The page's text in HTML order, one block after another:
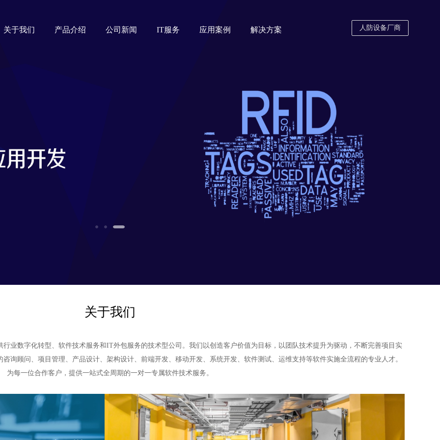
关于我们 产品介绍 公司新闻 IT服务 应用案例 解决方案 人防设备厂商
关于我们
业数字化转型、软件技术服务和IT外包服务的技术型公司。我们以创造客户价值为目标，以团队技术提升为驱动，不断完善项目实
询顾问、项目管理、产品设计、架构设计、前端开发、移动开发、系统开发、软件测试、运维支持等软件实施全流程的专业人才。
为每一位合作客户，提供一站式全周期的一对一专属软件技术服务。